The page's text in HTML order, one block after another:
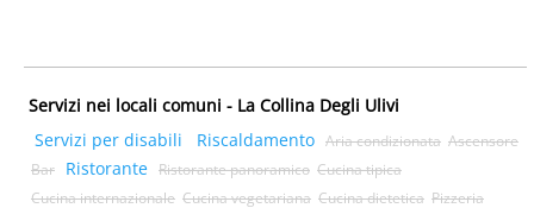
Servizi nei locali comuni - La Collina Degli Ulivi
Servizi per disabili
Riscaldamento Aria condizionata Ascensore
Bar
Ristorante Ristorante panoramico Cucina tipica
Cucina internazionale Cucina vegetariana Cucina dietetica Pizzeria